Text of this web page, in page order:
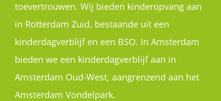
toevertrouwen. Wij bieden kinderopvang aan
in Rotterdam Zuid, bestaande uit een
kinderdagverblijf en een BSO. In Amsterdam
bieden we een kinderdagverblijf aan in
Amsterdam Oud-West, aangrenzend aan het
Amsterdam Vondelpark.